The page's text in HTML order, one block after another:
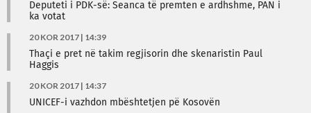
Deputeti i PDK-së: Seanca të premten e ardhshme, PAN i
ka votat
20 KOR 2017 | 14:39
Thaçi e pret në takim regjisorin dhe skenaristin Paul
Haggis
20 KOR 2017 | 14:37
UNICEF-i vazhdon mbështetjen pë Kosovën